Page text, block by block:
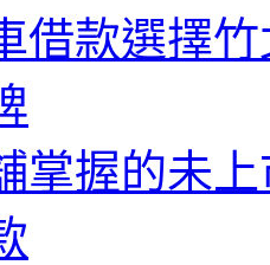
借款選擇
掌握的未